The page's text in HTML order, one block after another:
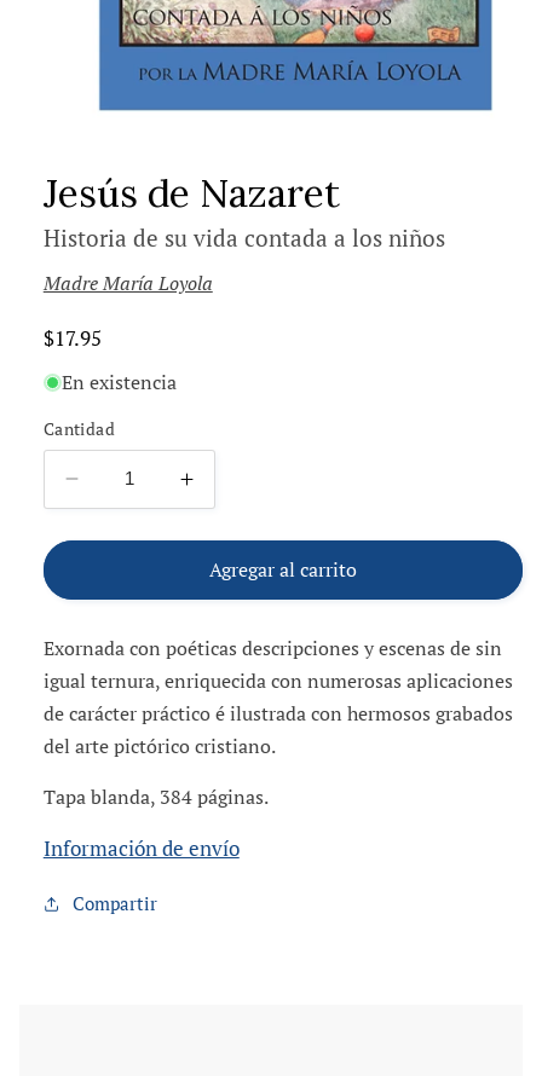
Jesús de Nazaret
Historia de su vida contada a los niños
Madre María Loyola
Precio
habitual
$17.95
En existencia
Cantidad
Reducir
cantidad
para
de
Aumentar
cantidad
para
Jesús
de
Agregar al carrito
Exornada con poéticas descripciones y escenas de sin
igual ternura, enriquecida con numerosas aplicaciones
de carácter práctico é ilustrada con hermosos grabados
del arte pictórico cristiano.
Tapa blanda, 384 páginas.
Información de envío
Compartir